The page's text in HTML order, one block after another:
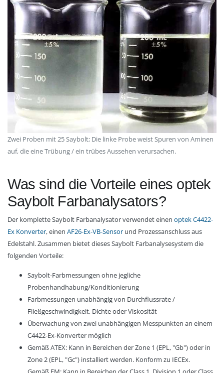
Zwei Proben mit 25 Saybolt; Die linke Probe weist Spuren von Aminen
auf, die eine Trübung / ein trübes Aussehen verursachen.
Was sind die Vorteile eines optek
Saybolt Farbanalysators?
Der komplette Saybolt Farbanalysator verwendet einen optek C4422-
Ex Konverter, einen AF26-Ex-VB-Sensor und Prozessanschluss aus
Edelstahl. Zusammen bietet dieses Saybolt Farbanalysesystem die
folgenden Vorteile:
Saybolt-Farbmessungen ohne jegliche
Probenhandhabung/Konditionierung
Farbmessungen unabhängig von Durchflussrate /
Fließgeschwindigkeit, Dichte oder Viskosität
Überwachung von zwei unabhängigen Messpunkten an einem
C4422-Ex-Konverter möglich
Gemäß ATEX: Kann in Bereichen der Zone 1 (EPL, "Gb") oder in
Zone 2 (EPL, "Gc") installiert werden. Konform zu IECEx.